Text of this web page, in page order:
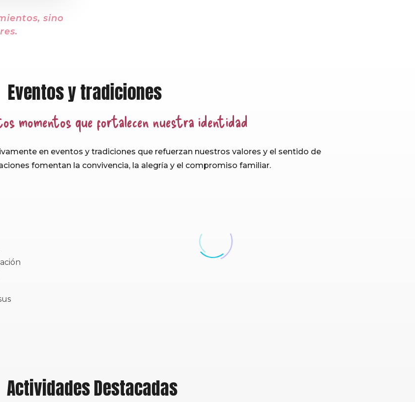
sino
Eventos y tradiciones
momentos que fortalecen nuestra identidad
en eventos y tradiciones que refuerzan nuestros valores y el sentido de
fomentan la convivencia, la alegría y el compromiso familiar.
Actividades Destacadas